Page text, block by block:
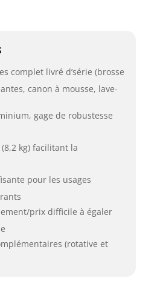
complet livré d’série (brosse
canon à mousse, lave-
gage de robustesse
kg) facilitant la
pour les usages
prix difficile à égaler
(rotative et